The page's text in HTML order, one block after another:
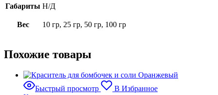
Габариты Н/Д
Вес 10 гр, 25 гр, 50 гр, 100 гр
Похожие товары
Быстрый просмотр
В Избранное